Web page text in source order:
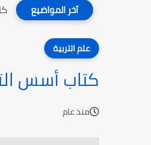
آخر المواضيع
علم التربية
كتاب أسس
منذ عام